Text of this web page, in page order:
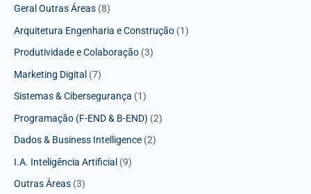
Geral Outras Áreas (8)
Arquitetura Engenharia e Construção (1)
Produtividade e Colaboração (3)
Marketing Digital (7)
Sistemas & Cibersegurança (1)
Programação (F-END & B-END) (2)
Dados & Business Intelligence (2)
I.A. Inteligência Artificial (9)
Outras Áreas (3)